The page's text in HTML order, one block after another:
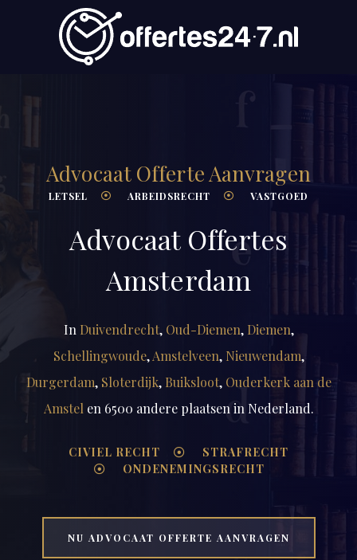
Advocaat Offerte Aanvragen
LETSEL ARBEIDSRECHT VASTGOED
Advocaat Offertes
Amsterdam
In Duivendrecht, Oud-Diemen, Diemen,
Schellingwoude,Amstelveen, Nieuwendam,
Durgerdam, Sloterdijk, Buiksloot, Ouderkerk aan de
Amstel en 6500 andere plaatsen in Nederland.
CIVIEL RECHT
STRAFRECHT
ONDENEMINGSRECHT
NU ADVOCAAT OFFERTE AANVRAGEN